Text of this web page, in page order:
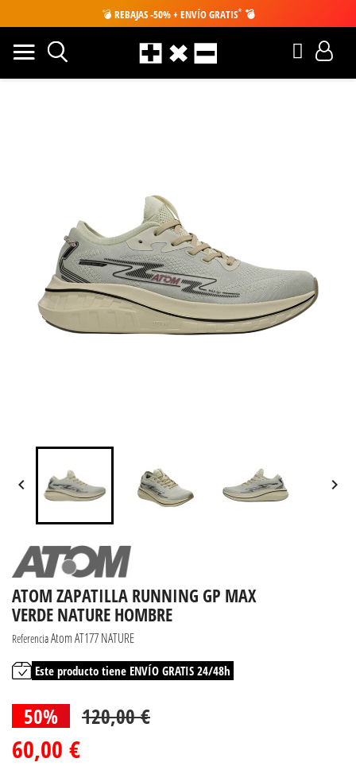
💣 REBAJAS -50% + ENVÍO GRATIS* 💣
 
ATOM ZAPATILLA RUNNING GP MAX
VERDE NATURE HOMBRE
ReferenciaAtom AT177 NATURE
Este producto tiene ENVÍO GRATIS 24/48h
50% 120,00 €
60,00 €